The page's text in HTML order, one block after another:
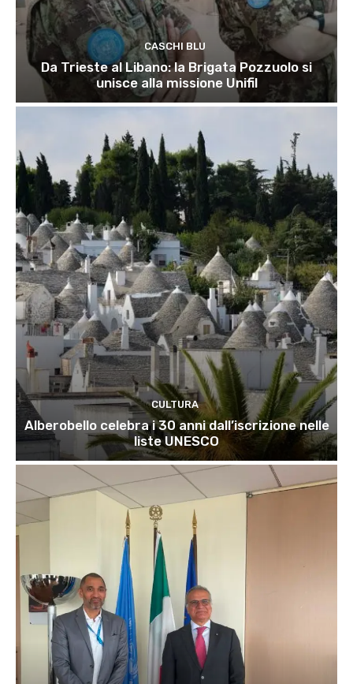
CASCHI BLU
Da Trieste al Libano: la Brigata Pozzuolo si
unisce alla missione Unifil
CULTURA
Alberobello celebra i 30 anni dall’iscrizione nelle
liste UNESCO